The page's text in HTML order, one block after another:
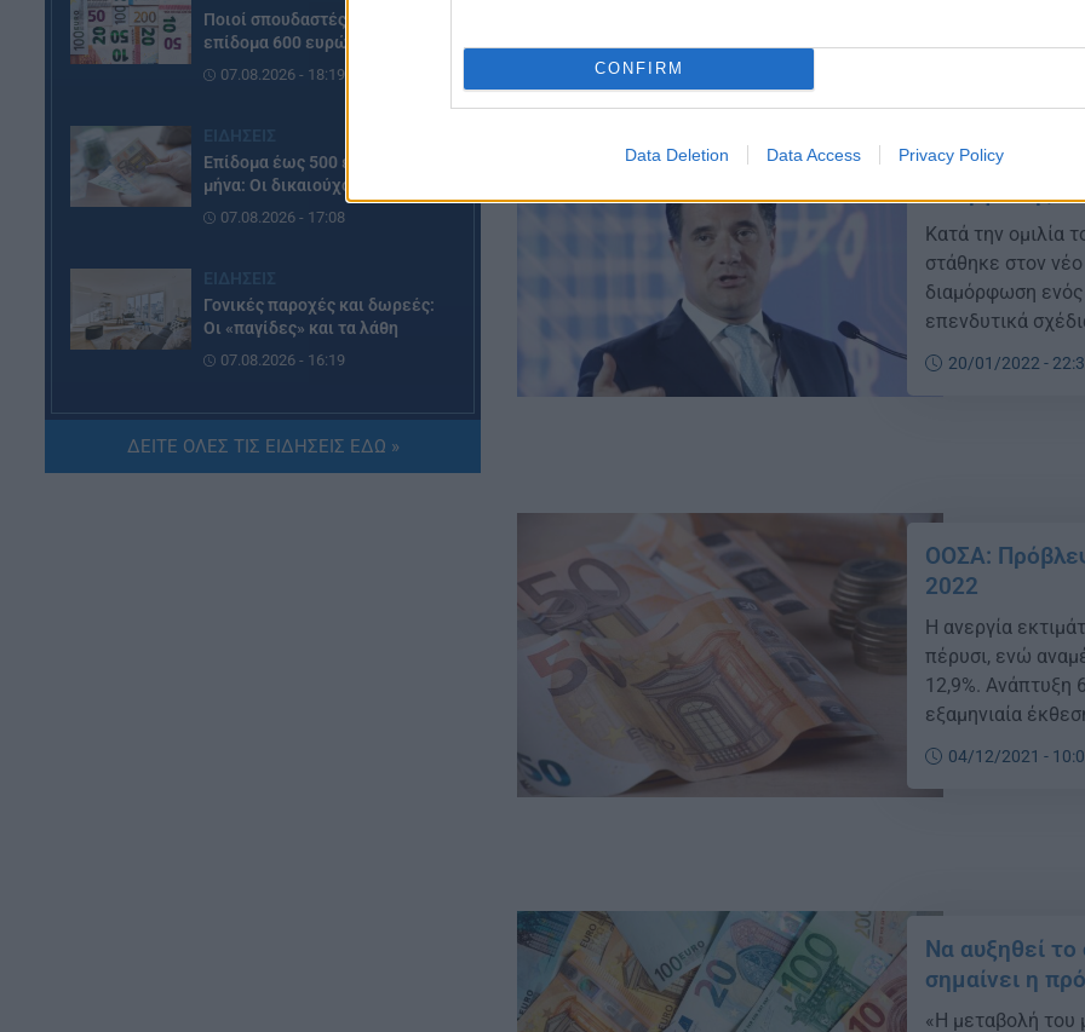
CONFIRM
Data Deletion Data Access Privacy Policy
Ποιοί σπουδαστές θα λάβουν
επίδομα 600 ευρώ
07.08.2026 - 18:19
Επίδομα έως 500 ευρώ τον
μήνα: Οι δικαιούχοι
07.08.2026 - 17:08
Γονικές παροχές και δωρεές:
Οι «παγίδες» και τα λάθη
07.08.2026 - 16:19
ΠΑΙΔΕΙΑ
ΝΕΟ φοιτητικό επίδομα: Για
ποιούς φοιτητές
ΔΕΙΤΕ ΟΛΕΣ ΤΙΣ ΕΙΔΗΣΕΙΣ ΕΔΩ »
Γεωργιάδης:
Κατά την ομιλία
στάθηκε στον
διαμόρφωση ενός
επενδυτικά
υπερβεί το 5%
Γεωργιάδης στην
20/01/2022 -
ΟΟΣΑ:
2022
Η ανεργία
πέρυσι, ενώ
12,9%. Ανάπτυξη
εξαμηνιαία
ενώ για το 2023
[…]
04/12/2021 -
Να αυξηθεί
σημαίνει η
«Η μεταβολή του